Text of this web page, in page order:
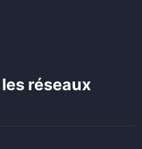
réseaux